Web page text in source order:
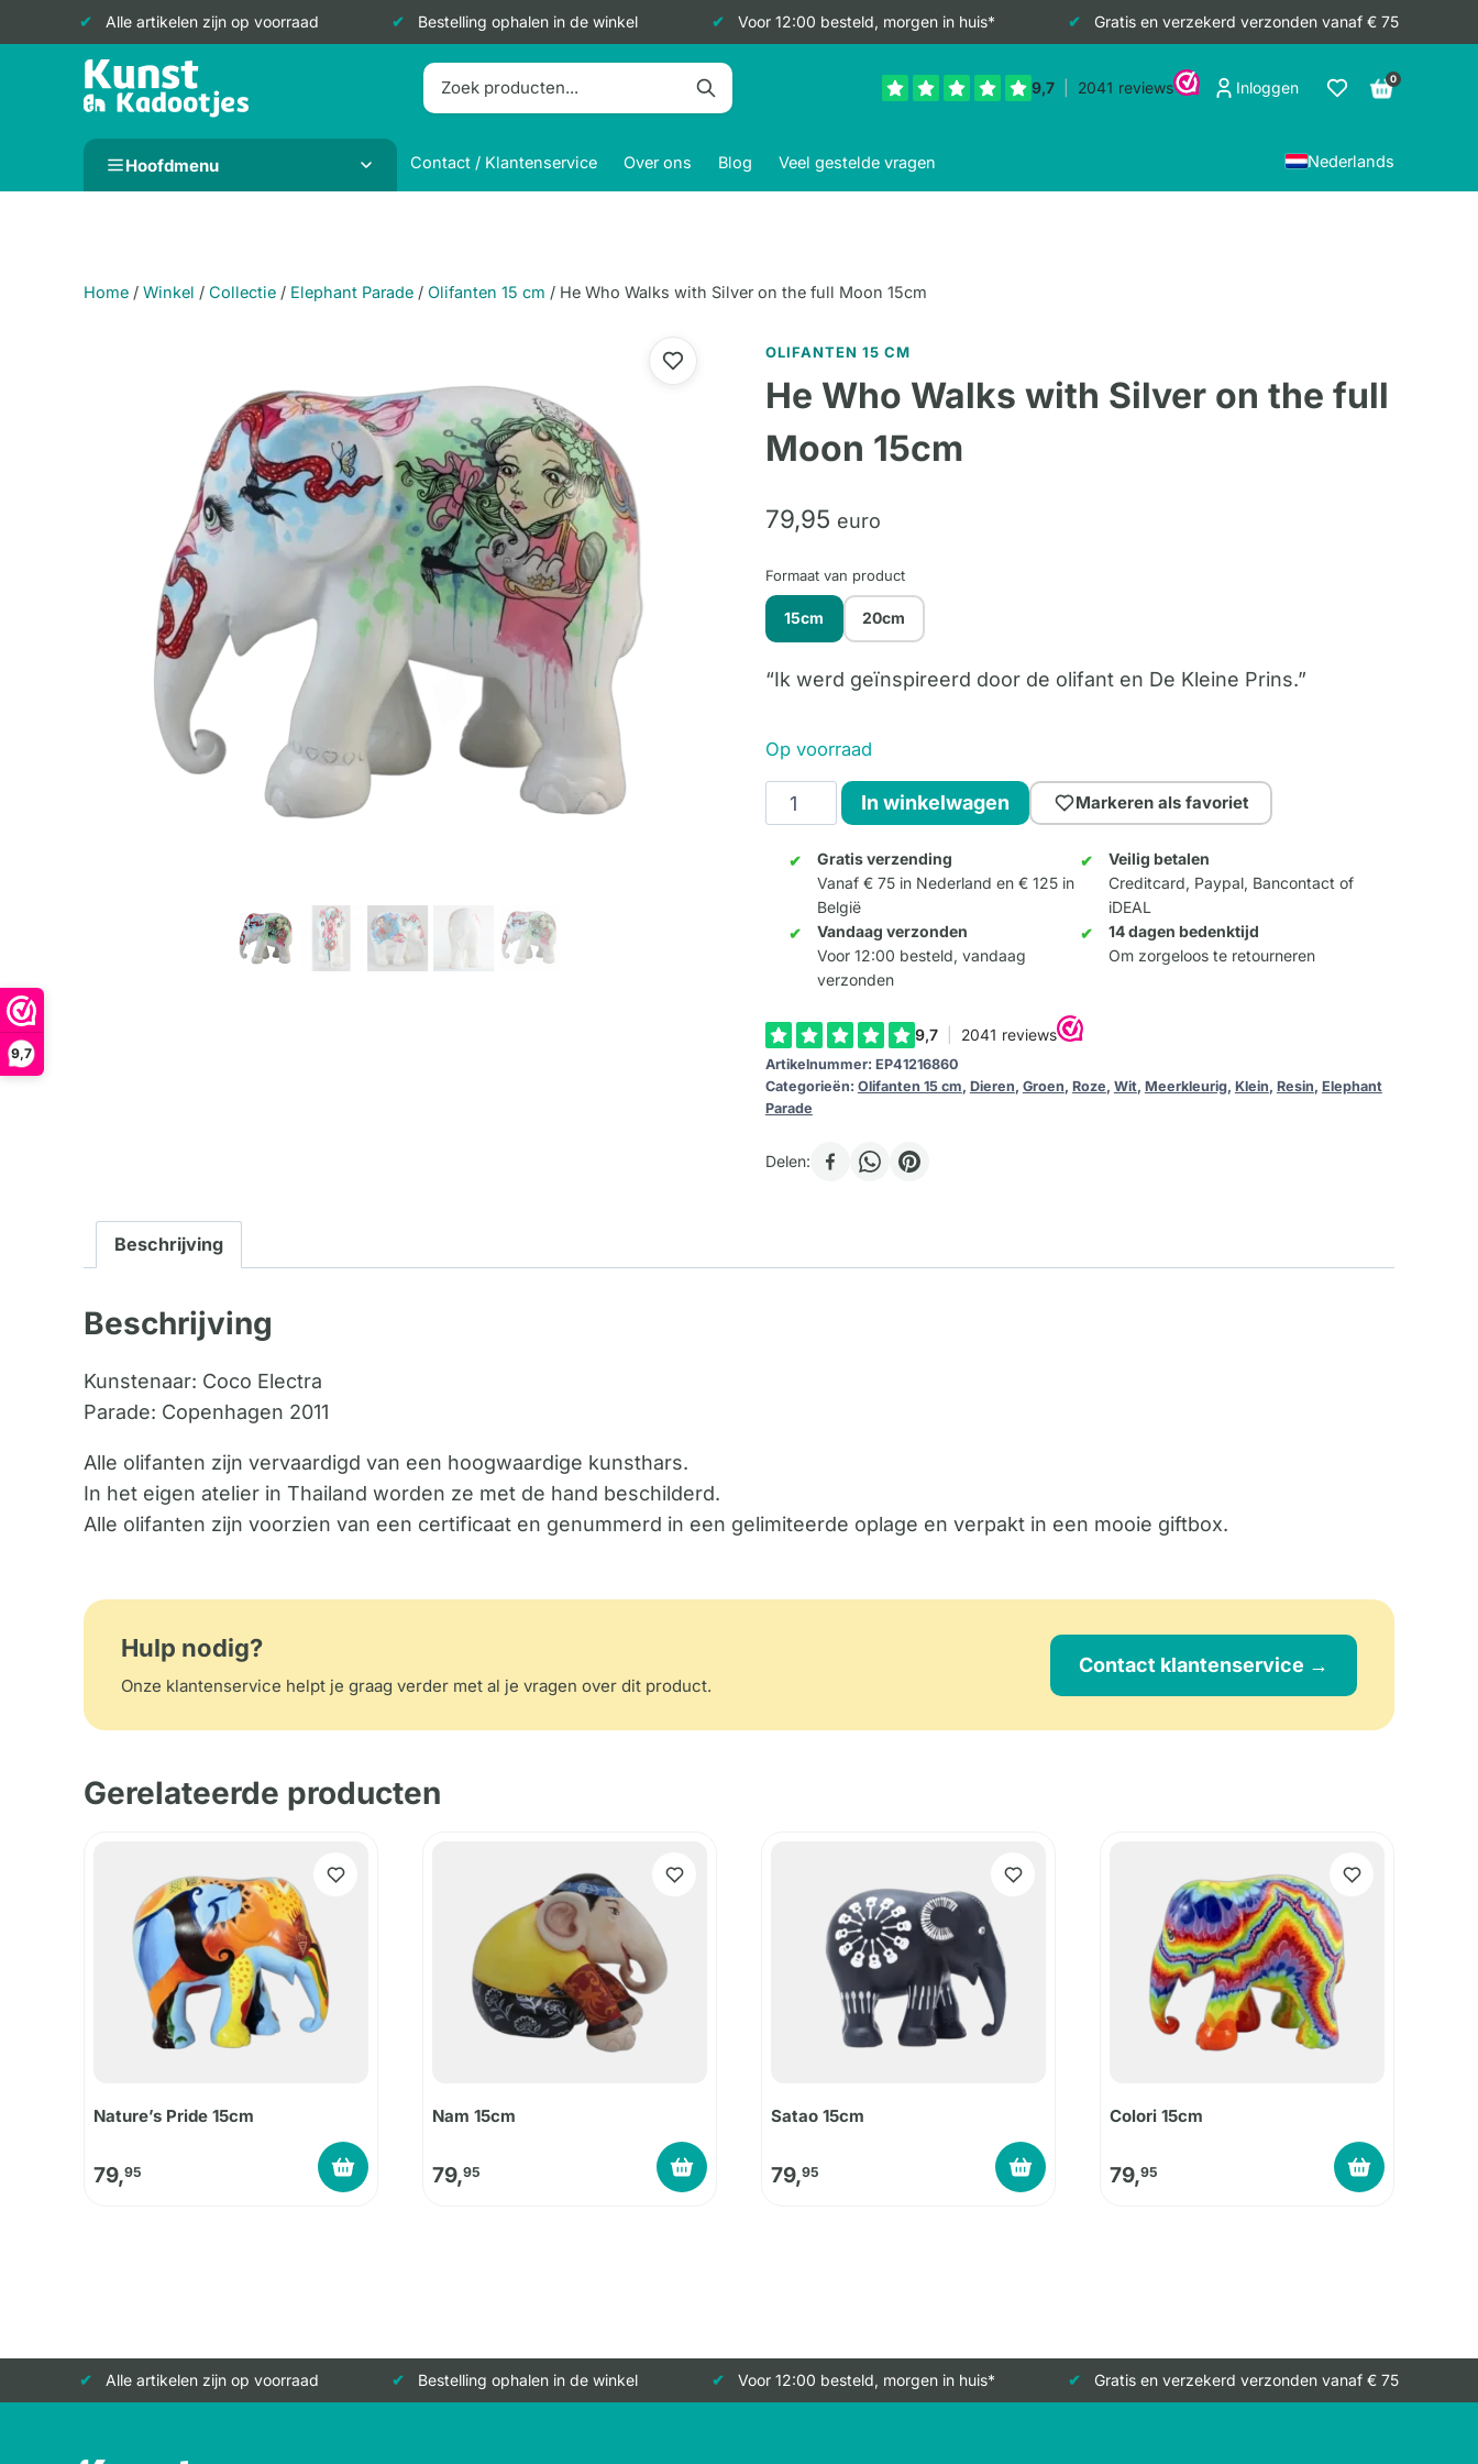
9,7
Alle artikelen zijn op voorraad Bestelling ophalen in de winkel Voor 12:00 besteld, morgen in huis* Gratis en verzekerd verzonden vanaf € 75
Doorgaan
Inloggen 0
Hoofdmenu Contact / Klantenservice Over ons Blog Veel gestelde vragen Nederlands
Home / Winkel / Collectie / Elephant Parade / Olifanten 15 cm / He Who Walks with Silver on the full Moon 15cm
OLIFANTEN 15 CM
He Who Walks with Silver on the full
Moon 15cm
79,95 euro
Formaat van product
15cm 20cm
“Ik werd geïnspireerd door de olifant en De Kleine Prins.”
Op voorraad
He
Who
Walks
Moon
15cm
aantal
In winkelwagen Markeren als favoriet
Gratis verzending
Vanaf € 75 in Nederland en € 125 in
België
Veilig betalen
Creditcard, Paypal, Bancontact of
iDEAL
Vandaag verzonden
Voor 12:00 besteld, vandaag
verzonden
14 dagen bedenktijd
Om zorgeloos te retourneren
Artikelnummer: EP41216860
Categorieën: Olifanten 15 cm, Dieren, Groen, Roze, Wit, Meerkleurig, Klein, Resin, Elephant
Parade
Delen:
Beschrijving
Beschrijving
Kunstenaar: Coco Electra
Parade: Copenhagen 2011
Alle olifanten zijn vervaardigd van een hoogwaardige kunsthars.
In het eigen atelier in Thailand worden ze met de hand beschilderd.
Alle olifanten zijn voorzien van een certificaat en genummerd in een gelimiteerde oplage en verpakt in een mooie giftbox.
Hulp nodig?
Onze klantenservice helpt je graag verder met al je vragen over dit product.
Contact klantenservice →
Gerelateerde producten
Nature’s Pride 15cm
79,95
Nam 15cm
79,95
Satao 15cm
79,95
Colori 15cm
79,95
Alle artikelen zijn op voorraad Bestelling ophalen in de winkel Voor 12:00 besteld, morgen in huis* Gratis en verzekerd verzonden vanaf € 75